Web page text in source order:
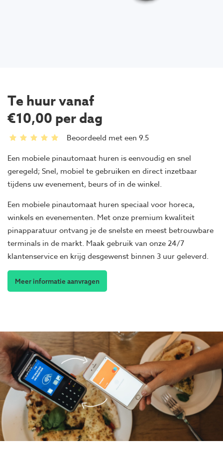
Te huur vanaf
€10,00 per dag
Beoordeeld met een 9.5
Een mobiele pinautomaat huren is eenvoudig en snel
geregeld; Snel, mobiel te gebruiken en direct inzetbaar
tijdens uw evenement, beurs of in de winkel.
Een mobiele pinautomaat huren speciaal voor horeca,
winkels en evenementen. Met onze premium kwaliteit
pinapparatuur ontvang je de snelste en meest betrouwbare
terminals in de markt. Maak gebruik van onze 24/7
klantenservice en krijg desgewenst binnen 3 uur geleverd.
Meer informatie aanvragen